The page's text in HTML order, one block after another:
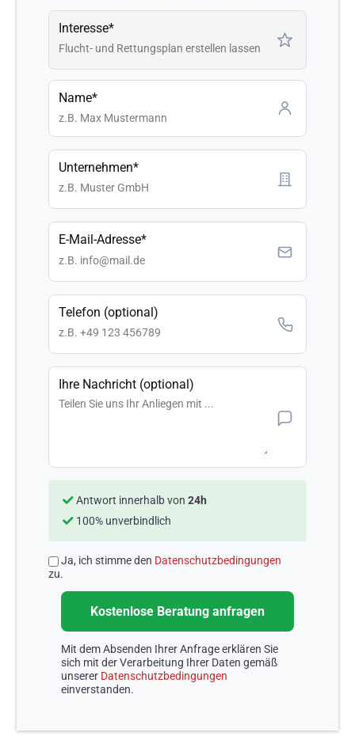
Interesse*
Name*
Unternehmen*
E-Mail-Adresse*
Telefon (optional)
Ihre Nachricht (optional)
Antwort innerhalb von 24h
100% unverbindlich
Ja, ich stimme den Datenschutzbedingungen
zu.
Mit dem Absenden Ihrer Anfrage erklären Sie
sich mit der Verarbeitung Ihrer Daten gemäß
unserer Datenschutzbedingungen
einverstanden.